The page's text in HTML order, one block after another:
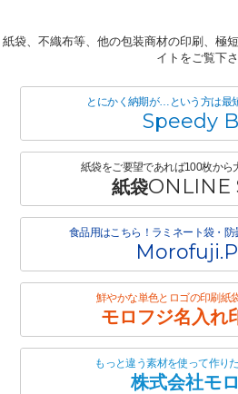
紙袋、不織布等、他の包装商材の印刷、極
イトをご覧下
とにかく納期が…という方は最
Speedy
紙袋をご要望であれば100枚から
紙袋ONLINE
食品用はこちら！ラミネート袋・防
鮮やかな単色とロゴの印刷紙
モロフジ名入れ
もっと違う素材を使って作り
株式会社モ